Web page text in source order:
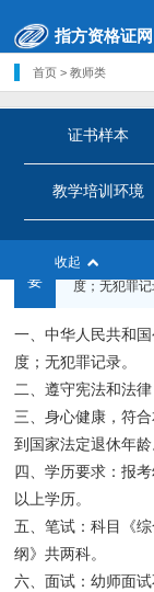
指方资格证网
证书样本
教学培训环境
收起
首页 >教师类
来源:指方资格
要
一、中华人
度；无犯罪
一、中华人民共和
度；无犯罪记录。
二、遵守宪法和法
三、身心健康，符
到国家法定退休年龄
四、学历要求：报
以上学历。
五、笔试：科目《
纲》共两科。
六、面试：幼师面试